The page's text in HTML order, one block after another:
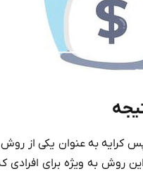
کرایه به عنوان یکی از
روش به ویژه برای